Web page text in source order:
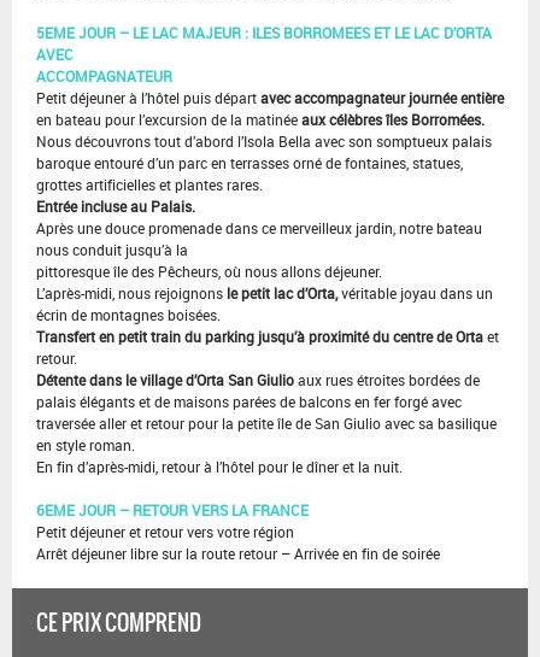
5EME JOUR – LE LAC MAJEUR : ILES BORROMEES ET LE LAC D’ORTA
AVEC
ACCOMPAGNATEUR
Petit déjeuner à l’hôtel puis départavec accompagnateur journée entière
en bateau pour l’excursion de la matinéeaux célèbres îles Borromées.
Nous découvrons tout d’abord l’Isola Bella avec son somptueux palais
baroque entouré d’un parc en terrasses orné de fontaines, statues,
grottes artificielles et plantes rares.
Entrée incluse au Palais.
Après une douce promenade dans ce merveilleux jardin, notre bateau
nous conduit jusqu’à la
pittoresque île des Pêcheurs, où nous allons déjeuner.
L’après-midi, nous rejoignons le petit lac d’Orta,véritable joyau dans un
écrin de montagnes boisées.
Transfert en petit train du parking jusqu’à proximité du centre de Ortaet
retour.
Détente dans le village d’Orta San Giulioaux rues étroites bordées de
palais élégants et de maisons parées de balcons en fer forgé avec
traversée aller et retour pour la petite île de San Giulio avec sa basilique
en style roman.
En fin d’après-midi, retour à l’hôtel pour le dîner et la nuit.
6EME JOUR – RETOUR VERS LA FRANCE
Petit déjeuner et retour vers votre région
Arrêt déjeuner libre sur la route retour – Arrivée en fin de soirée
CE PRIX COMPREND